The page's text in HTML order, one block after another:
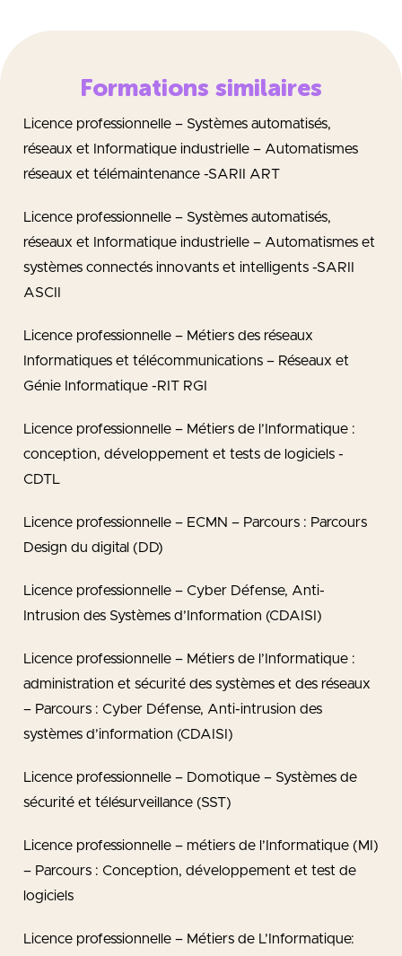
Formations similaires
Licence professionnelle – Systèmes automatisés,
réseaux et Informatique industrielle – Automatismes
réseaux et télémaintenance -SARII ART
Licence professionnelle – Systèmes automatisés,
réseaux et Informatique industrielle – Automatismes et
systèmes connectés innovants et intelligents -SARII
ASCII
Licence professionnelle – Métiers des réseaux
Informatiques et télécommunications – Réseaux et
Génie Informatique -RIT RGI
Licence professionnelle – Métiers de l’Informatique :
conception, développement et tests de logiciels -
CDTL
Licence professionnelle – ECMN – Parcours : Parcours
Design du digital (DD)
Licence professionnelle – Cyber Défense, Anti-
Intrusion des Systèmes d’Information (CDAISI)
Licence professionnelle – Métiers de l’Informatique :
administration et sécurité des systèmes et des réseaux
– Parcours : Cyber Défense, Anti-intrusion des
systèmes d’information (CDAISI)
Licence professionnelle – Domotique – Systèmes de
sécurité et télésurveillance (SST)
Licence professionnelle – métiers de l’Informatique (MI)
– Parcours : Conception, développement et test de
logiciels
Licence professionnelle – Métiers de L’Informatique: